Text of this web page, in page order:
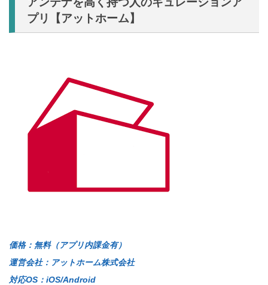
プリ【アットホーム】
価格：無料（アプリ内課金有）
運営会社：アットホーム株式会社
対応OS：iOS/Android